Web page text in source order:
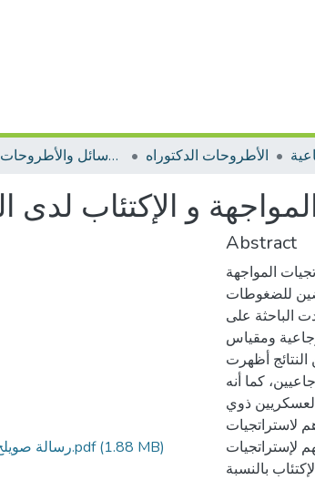
الرسائل والأطروحات الأكاديمية الأطروحات الدكتوراه
و الإكتئاب لدى
رسالة صويلح نهائية جانفي 2018.pdf(1.88 MB)
Abstract
المواجهة
للضغوطات
ذكور، اعتمدت الباحثة على
ومقياس
أظهرت
كما أنه
ذوي
لاستراتجيات
لإستراتجيات
بالنسبة